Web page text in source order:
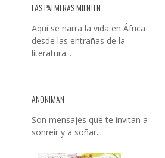
LAS PALMERAS MIENTEN
Aquí se narra la vida en África
desde las entrañas de la
literatura...
ANONIMAN
Son mensajes que te invitan a
sonreír y a soñar...